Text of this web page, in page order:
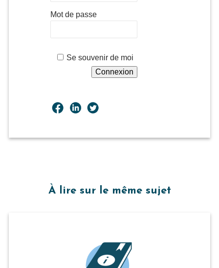
Mot de passe
Se souvenir de moi
À lire sur le même sujet